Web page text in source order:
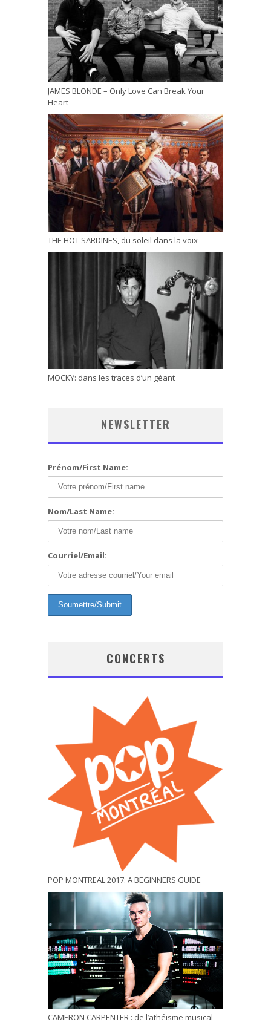
JAMES BLONDE – Only Love Can Break Your
Heart
THE HOT SARDINES, du soleil dans la voix
MOCKY: dans les traces d’un géant
NEWSLETTER
Prénom/First Name:
Nom/Last Name:
Courriel/Email:
CONCERTS
POP MONTREAL 2017: A BEGINNERS GUIDE
CAMERON CARPENTER : de l’athéisme musical